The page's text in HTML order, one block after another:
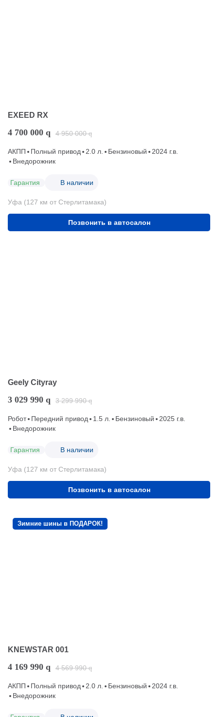
EXEED RX
4 700 000 q 4 950 000 q
АКПП Полный привод 2.0 л. Бензиновый
2024 г.в.
Внедорожник
Гарантия В наличии
Уфа (127 км от Стерлитамака)
Позвонить в автосалон
Geely Cityray
3 029 990 q 3 299 990 q
Робот Передний привод 1.5 л. Бензиновый
2025 г.в.
Внедорожник
Гарантия В наличии
Уфа (127 км от Стерлитамака)
Позвонить в автосалон
Зимние шины в ПОДАРОК!
KNEWSTAR 001
4 169 990 q 4 569 990 q
АКПП Полный привод 2.0 л. Бензиновый
2024 г.в.
Внедорожник